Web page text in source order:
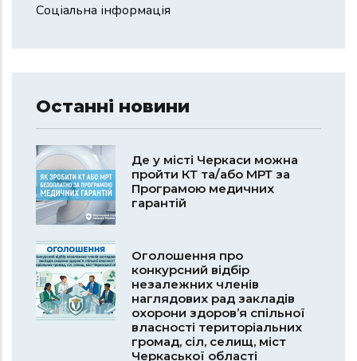
Соціальна інформація
Останні новини
Де у місті Черкаси можна
пройти КТ та/або МРТ за
Програмою медичних
гарантій
Оголошення про
конкурсний відбір
незалежних членів
наглядових рад закладів
охорони здоров’я спільної
власності територіальних
громад, сіл, селищ, міст
Черкаської області